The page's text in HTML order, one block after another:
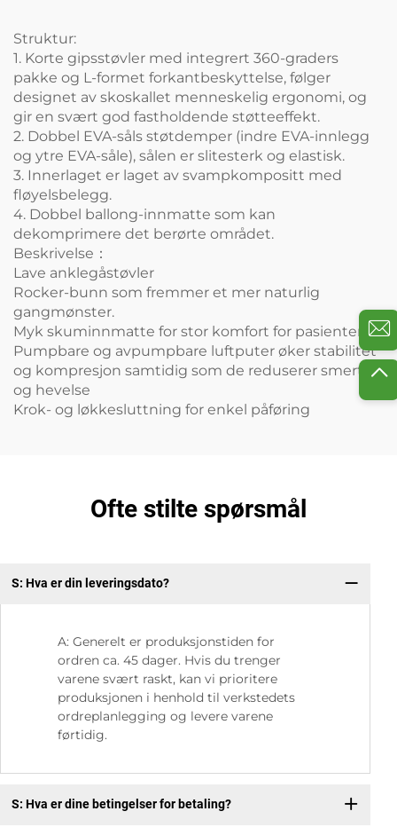
Struktur:
1. Korte gipsstøvler med integrert 360-graders
pakke og L-formet forkantbeskyttelse, følger
designet av skoskallet menneskelig ergonomi, og
gir en svært god fastholdende støtteeffekt.
2. Dobbel EVA-såls støtdemper (indre EVA-innlegg
og ytre EVA-såle), sålen er slitesterk og elastisk.
3. Innerlaget er laget av svampkompositt med
fløyelsbelegg.
4. Dobbel ballong-innmatte som kan
dekomprimere det berørte området.
Beskrivelse：
Lave anklegåstøvler
Rocker-bunn som fremmer et mer naturlig
gangmønster.
Myk skuminnmatte for stor komfort for pasienten
Pumpbare og avpumpbare luftputer øker stabilitet
og kompresjon samtidig som de reduserer smerte
og hevelse
Krok- og løkkesluttning for enkel påføring
Ofte stilte spørsmål
S: Hva er din leveringsdato?
A: Generelt er produksjonstiden for
ordren ca. 45 dager. Hvis du trenger
varene svært raskt, kan vi prioritere
produksjonen i henhold til verkstedets
ordreplanlegging og levere varene
førtidig.
S: Hva er dine betingelser for betaling?